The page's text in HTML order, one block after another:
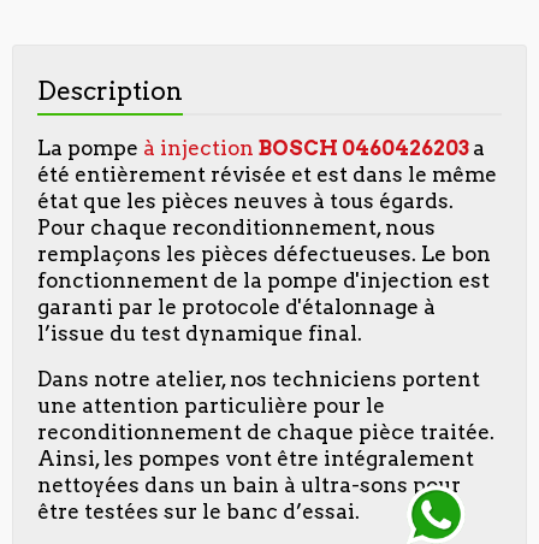
Description
La pompe à injection BOSCH 0460426203 a
été entièrement révisée et est dans le même
état que les pièces neuves à tous égards.
Pour chaque reconditionnement, nous
remplaçons les pièces défectueuses. Le bon
fonctionnement de la pompe d'injection est
garanti par le protocole d'étalonnage à
l’issue du test dynamique final.
Dans notre atelier, nos techniciens portent
une attention particulière pour le
reconditionnement de chaque pièce traitée.
Ainsi, les pompes vont être intégralement
nettoyées dans un bain à ultra-sons pour
être testées sur le banc d’essai.